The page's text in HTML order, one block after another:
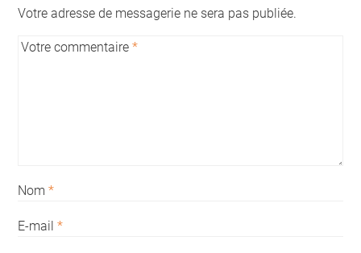
Votre adresse de messagerie ne sera pas publiée.
Votre commentaire *
Nom *
E-mail *